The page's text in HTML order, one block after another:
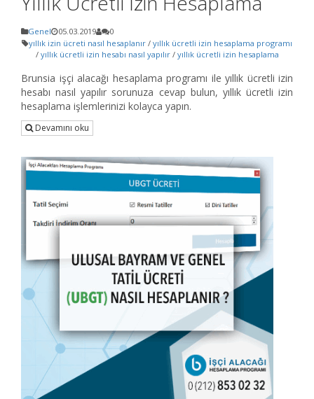
Genel 05.03.2019
0
yıllık izin ücreti nasıl hesaplanır / yıllık ücretli izin hesaplama programı
/ yıllık ücretli izin hesabı nasıl yapılır/ yıllık ücretli izin hesaplama
Brunsia işçi alacağı hesaplama programı ile yıllık ücretli izin
hesabı nasıl yapılır sorunuza cevap bulun, yıllık ücretli izin
hesaplama işlemlerinizi kolayca yapın.
Devamını oku